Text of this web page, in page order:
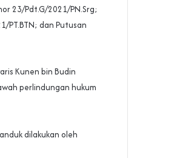
23/Pdt.G/2021/PN.Srg;
PT.BTN; dan Putusan
Kunen bin Budin
perlindungan hukum
dilakukan oleh